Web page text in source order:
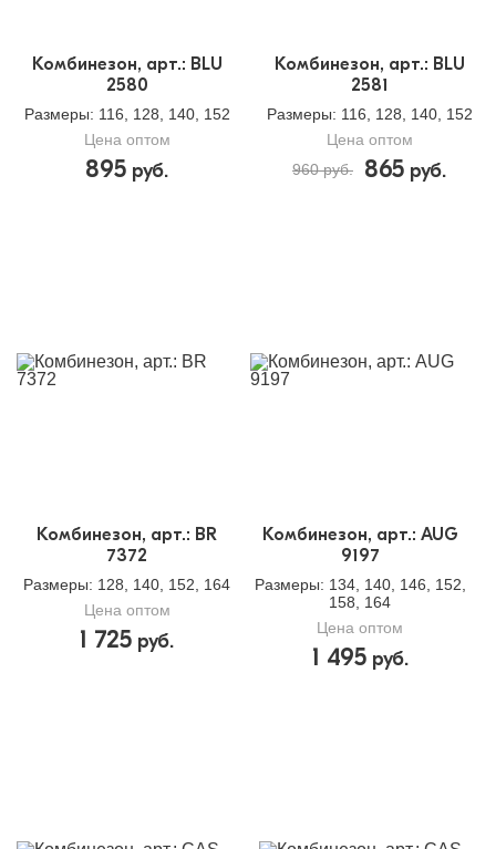
Комбинезон, арт.: BLU
2580
Размеры: 116, 128, 140, 152
Цена оптом
895 руб.
Комбинезон, арт.: BLU
2581
Размеры: 116, 128, 140, 152
Цена оптом
960 руб.
865 руб.
Комбинезон, арт.: BR
7372
Размеры: 128, 140, 152, 164
Цена оптом
1 725 руб.
Комбинезон, арт.: AUG
9197
Размеры: 134, 140, 146, 152,
158, 164
Цена оптом
1 495руб.